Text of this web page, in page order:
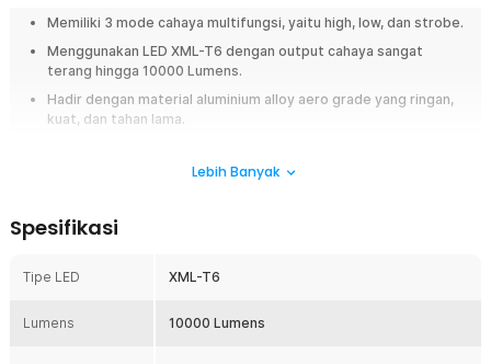
Memiliki 3 mode cahaya multifungsi, yaitu high, low, dan strobe.
Menggunakan LED XML-T6 dengan output cahaya sangat
terang hingga 10000 Lumens.
Hadir dengan material aluminium alloy aero grade yang ringan,
kuat, dan tahan lama.
Tahan air standar IPX4, cocok untuk aktivitas outdoor.
Overview
hadir senter LED TaffLED seri E18u dengan kekuatan cahaya luar biasa
hingga 10000 Lumens. Mengandalkan emitter LED XML-T6, senter ini
mulai dari camping, hiking, memancing, hingga keadaan darurat. Desain
Lebih Banyak
Spesifikasi
Tipe LED XML-T6
Lumens 10000 Lumens